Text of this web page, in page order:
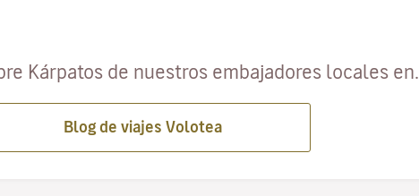
Kárpatos de nuestros embajadores locales en…
Blog de viajes Volotea